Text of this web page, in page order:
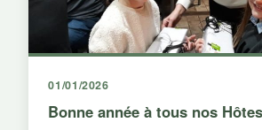
01/01/2026
Bonne année à tous nos